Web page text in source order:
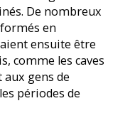
De nombreux
en
ensuite être
comme les caves
gens de
périodes de